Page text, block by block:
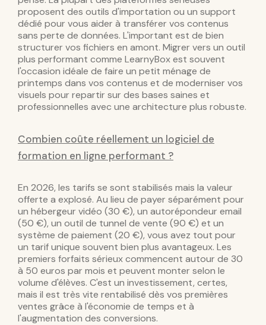
proposent des outils d'importation ou un support
dédié pour vous aider à transférer vos contenus
sans perte de données. L'important est de bien
structurer vos fichiers en amont. Migrer vers un outil
plus performant comme LearnyBox est souvent
l'occasion idéale de faire un petit ménage de
printemps dans vos contenus et de moderniser vos
visuels pour repartir sur des bases saines et
professionnelles avec une architecture plus robuste.
Combien coûte réellement un logiciel de
formation en ligne performant ?
En 2026, les tarifs se sont stabilisés mais la valeur
offerte a explosé. Au lieu de payer séparément pour
un hébergeur vidéo (30 €), un autorépondeur email
(50 €), un outil de tunnel de vente (90 €) et un
système de paiement (20 €), vous avez tout pour
un tarif unique souvent bien plus avantageux. Les
premiers forfaits sérieux commencent autour de 30
à 50 euros par mois et peuvent monter selon le
volume d'élèves. C'est un investissement, certes,
mais il est très vite rentabilisé dès vos premières
ventes grâce à l'économie de temps et à
l'augmentation des conversions.